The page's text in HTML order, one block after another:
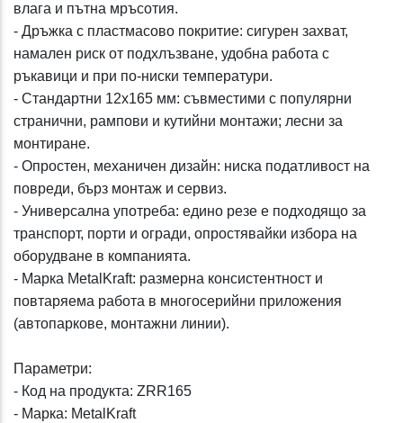
влага и пътна мръсотия.
- Дръжка с пластмасово покритие: сигурен захват,
намален риск от подхлъзване, удобна работа с
ръкавици и при по-ниски температури.
- Стандартни 12x165 мм: съвместими с популярни
странични, рампови и кутийни монтажи; лесни за
монтиране.
- Опростен, механичен дизайн: ниска податливост на
повреди, бърз монтаж и сервиз.
- Универсална употреба: едино резе е подходящо за
транспорт, порти и огради, опростявайки избора на
оборудване в компанията.
- Марка MetalKraft: размерна консистентност и
повтаряема работа в многосерийни приложения
(автопаркове, монтажни линии).
Параметри:
- Код на продукта: ZRR165
- Марка: MetalKraft